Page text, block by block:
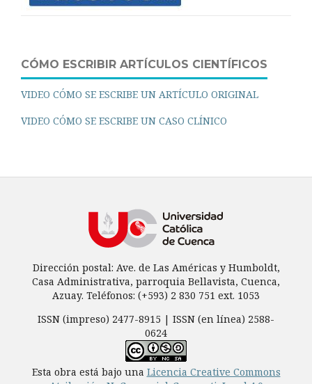
CÓMO ESCRIBIR ARTÍCULOS CIENTÍFICOS
VIDEO CÓMO SE ESCRIBE UN ARTÍCULO ORIGINAL
VIDEO CÓMO SE ESCRIBE UN CASO CLÍNICO
Dirección postal: Ave. de Las Américas y Humboldt,
Casa Administrativa, parroquia Bellavista, Cuenca,
Azuay. Teléfonos: (+593) 2 830 751 ext. 1053
ISSN (impreso) 2477-8915 | ISSN (en línea) 2588-
0624
Esta obra está bajo una Licencia Creative Commons